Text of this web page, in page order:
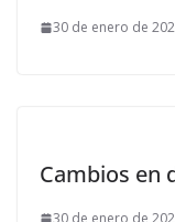
30 de enero de
Cambios en